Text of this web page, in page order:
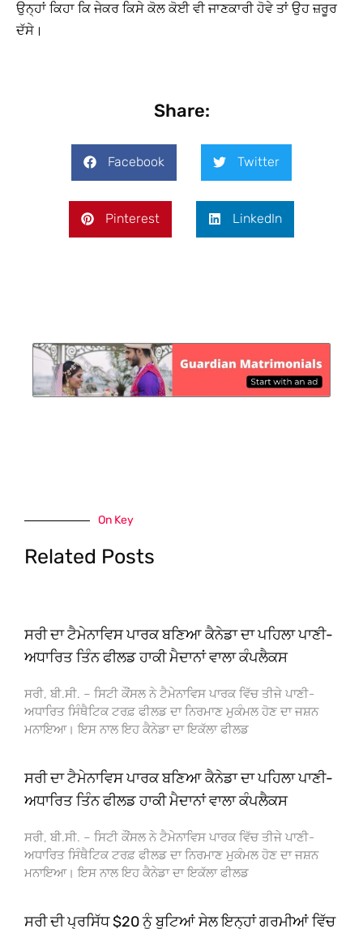
ਉਨ੍ਹਾਂ ਕਿਹਾ ਕਿ ਜੇਕਰ ਕਿਸੇ ਕੋਲ ਕੋਈ ਵੀ ਜਾਣਕਾਰੀ ਹੋਵੇ ਤਾਂ ਉਹ ਜ਼ਰੂਰ
ਦੱਸੇ।
Share:
Facebook Twitter
Pinterest LinkedIn
On Key
Related Posts
ਸਰੀ ਦਾ ਟੈਮੇਨਾਵਿਸ ਪਾਰਕ ਬਣਿਆ ਕੈਨੇਡਾ ਦਾ ਪਹਿਲਾ ਪਾਣੀ-
ਅਧਾਰਿਤ ਤਿੰਨ ਫੀਲਡ ਹਾਕੀ ਮੈਦਾਨਾਂ ਵਾਲਾ ਕੰਪਲੈਕਸ
ਸਰੀ, ਬੀ.ਸੀ. – ਸਿਟੀ ਕੌਂਸਲ ਨੇ ਟੈਮੇਨਾਵਿਸ ਪਾਰਕ ਵਿੱਚ ਤੀਜੇ ਪਾਣੀ-
ਅਧਾਰਿਤ ਸਿੰਥੈਟਿਕ ਟਰਫ਼ ਫੀਲਡ ਦਾ ਨਿਰਮਾਣ ਮੁਕੰਮਲ ਹੋਣ ਦਾ ਜਸ਼ਨ
ਮਨਾਇਆ। ਇਸ ਨਾਲ ਇਹ ਕੈਨੇਡਾ ਦਾ ਇਕੱਲਾ ਫੀਲਡ
ਸਰੀ ਦਾ ਟੈਮੇਨਾਵਿਸ ਪਾਰਕ ਬਣਿਆ ਕੈਨੇਡਾ ਦਾ ਪਹਿਲਾ ਪਾਣੀ-
ਅਧਾਰਿਤ ਤਿੰਨ ਫੀਲਡ ਹਾਕੀ ਮੈਦਾਨਾਂ ਵਾਲਾ ਕੰਪਲੈਕਸ
ਸਰੀ, ਬੀ.ਸੀ. – ਸਿਟੀ ਕੌਂਸਲ ਨੇ ਟੈਮੇਨਾਵਿਸ ਪਾਰਕ ਵਿੱਚ ਤੀਜੇ ਪਾਣੀ-
ਅਧਾਰਿਤ ਸਿੰਥੈਟਿਕ ਟਰਫ਼ ਫੀਲਡ ਦਾ ਨਿਰਮਾਣ ਮੁਕੰਮਲ ਹੋਣ ਦਾ ਜਸ਼ਨ
ਮਨਾਇਆ। ਇਸ ਨਾਲ ਇਹ ਕੈਨੇਡਾ ਦਾ ਇਕੱਲਾ ਫੀਲਡ
ਸਰੀ ਦੀ ਪ੍ਰਸਿੱਧ $20 ਨੂੰ ਬੂਟਿਆਂ ਸੇਲ ਇਨ੍ਹਾਂ ਗਰਮੀਆਂ ਵਿੱਚ